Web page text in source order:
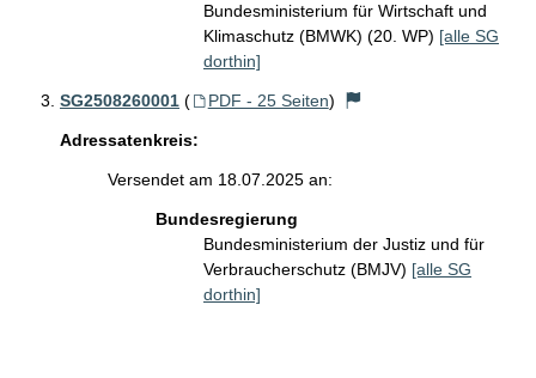
Bundesministerium für Wirtschaft und
Klimaschutz (BMWK) (20. WP) [alle SG
dorthin]
SG2508260001 ( PDF - 25 Seiten)
Adressatenkreis:
Versendet am 18.07.2025 an:
Bundesregierung
Bundesministerium der Justiz und für
Verbraucherschutz (BMJV) [alle SG
dorthin]